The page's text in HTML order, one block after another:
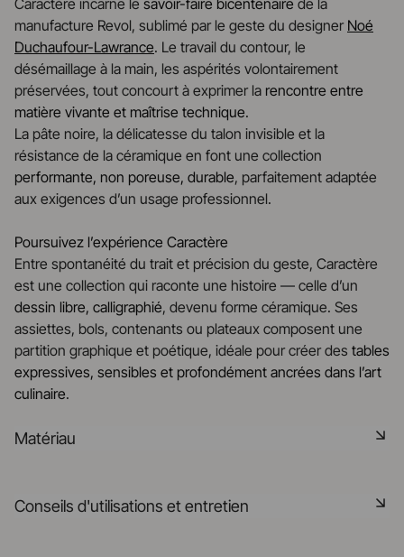
Caractère incarne le savoir-faire bicentenaire de la
manufacture Revol, sublimé par le geste du designer Noé
Duchaufour-Lawrance. Le travail du contour, le
désémaillage à la main, les aspérités volontairement
préservées, tout concourt à exprimer la rencontre entre
matière vivante et maîtrise technique.
La pâte noire, la délicatesse du talon invisible et la
résistance de la céramique en font une collection
performante, non poreuse, durable, parfaitement adaptée
aux exigences d’un usage professionnel.
Poursuivez l’expérience Caractère
Entre spontanéité du trait et précision du geste, Caractère
est une collection qui raconte une histoire — celle d’un
dessin libre, calligraphié, devenu forme céramique. Ses
assiettes, bols, contenants ou plateaux composent une
partition graphique et poétique, idéale pour créer des tables
expressives, sensibles et profondément ancrées dans l’art
culinaire.
Matériau
manufacture REVOL. Elle dispose des mêmes qualités
Conseils d'utilisations et entretien